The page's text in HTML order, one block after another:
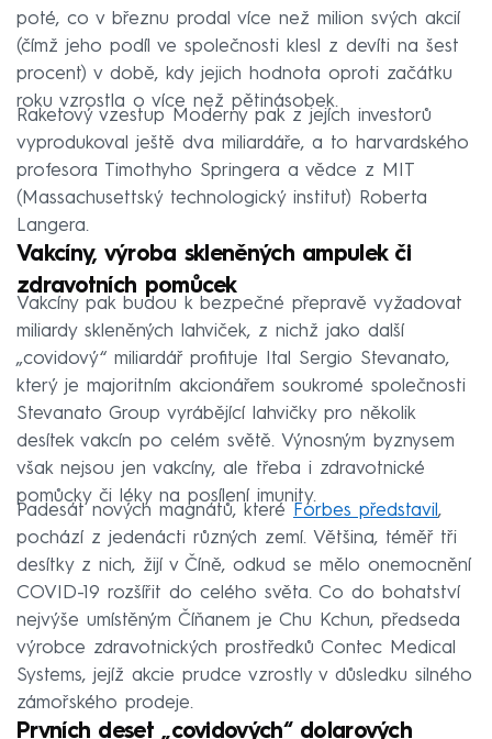
poté, co v březnu prodal více než milion svých akcií
(čímž jeho podíl ve společnosti klesl z devíti na šest
procent) v době, kdy jejich hodnota oproti začátku
roku vzrostla o více než pětinásobek.
Raketový vzestup Moderny pak z jejích investorů
vyprodukoval ještě dva miliardáře, a to harvardského
profesora Timothyho Springera a vědce z MIT
(Massachusettský technologický institut) Roberta
Langera.
Vakcíny, výroba skleněných ampulek či
zdravotních pomůcek
Vakcíny pak budou k bezpečné přepravě vyžadovat
miliardy skleněných lahviček, z nichž jako další
„covidový“ miliardář profituje Ital Sergio Stevanato,
který je majoritním akcionářem soukromé společnosti
Stevanato Group vyrábějící lahvičky pro několik
desítek vakcín po celém světě. Výnosným byznysem
však nejsou jen vakcíny, ale třeba i zdravotnické
pomůcky či léky na posílení imunity.
Padesát nových magnátů, které Forbes představil ,
pochází z jedenácti různých zemí. Většina, téměř tři
desítky z nich, žijí v Číně, odkud se mělo onemocnění
COVID-19 rozšířit do celého světa. Co do bohatství
nejvýše umístěným Číňanem je Chu Kchun, předseda
výrobce zdravotnických prostředků Contec Medical
Systems, jejíž akcie prudce vzrostly v důsledku silného
zámořského prodeje.
Prvních deset „covidových“ dolarových